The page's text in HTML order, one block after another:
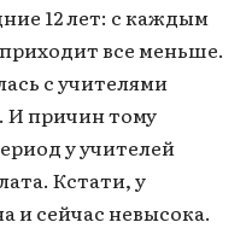
12 лет: с каждым
все меньше.
с учителями
И причин тому
у учителей
Кстати, у
и сейчас невысока.